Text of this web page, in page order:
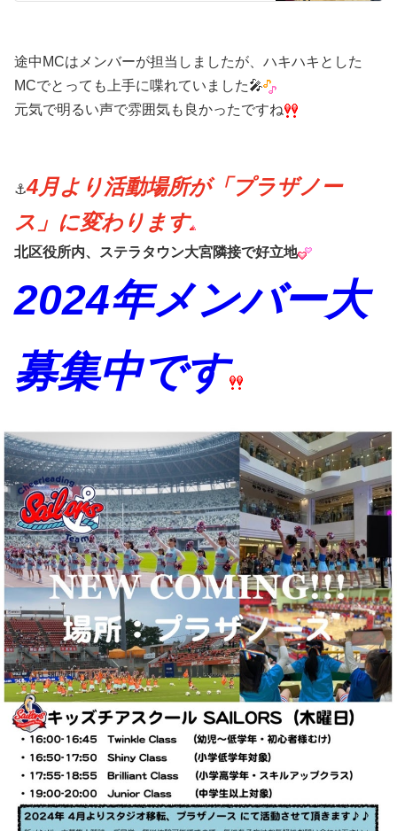
途中MCはメンバーが担当しましたが、ハキハキとした
MCでとっても上手に喋れていました🎤
元気で明るい声で雰囲気も良かったですね
⚓️4月より活動場所が「プラザノー
ス」に変わります
北区役所内、ステラタウン大宮隣接で好立地
2024年メンバー大
募集中です